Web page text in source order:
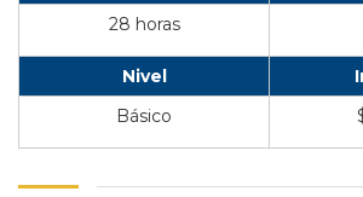
28 horas
Nivel
Básico